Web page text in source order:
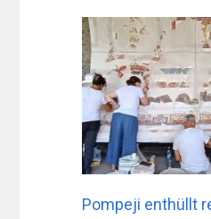
Pompeji enthüllt